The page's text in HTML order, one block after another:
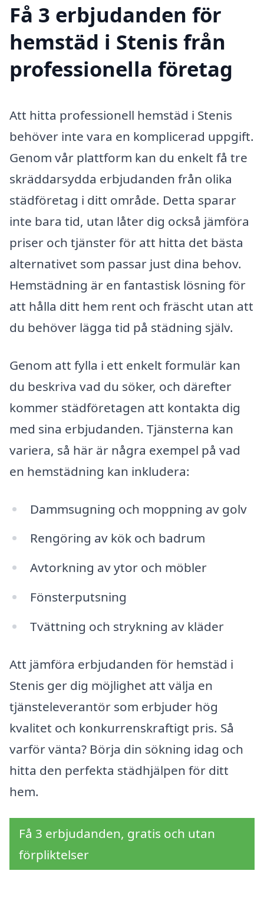
Få 3 erbjudanden för
hemstäd i Stenis från
professionella företag
Att hitta professionell hemstäd i Stenis
behöver inte vara en komplicerad uppgift.
Genom vår plattform kan du enkelt få tre
skräddarsydda erbjudanden från olika
städföretag i ditt område. Detta sparar
inte bara tid, utan låter dig också jämföra
priser och tjänster för att hitta det bästa
alternativet som passar just dina behov.
Hemstädning är en fantastisk lösning för
att hålla ditt hem rent och fräscht utan att
du behöver lägga tid på städning själv.
Genom att fylla i ett enkelt formulär kan
du beskriva vad du söker, och därefter
kommer städföretagen att kontakta dig
med sina erbjudanden. Tjänsterna kan
variera, så här är några exempel på vad
en hemstädning kan inkludera:
Dammsugning och moppning av golv
Rengöring av kök och badrum
Avtorkning av ytor och möbler
Fönsterputsning
Tvättning och strykning av kläder
Att jämföra erbjudanden för hemstäd i
Stenis ger dig möjlighet att välja en
tjänsteleverantör som erbjuder hög
kvalitet och konkurrenskraftigt pris. Så
varför vänta? Börja din sökning idag och
hitta den perfekta städhjälpen för ditt
hem.
Få 3 erbjudanden, gratis och utan
förpliktelser